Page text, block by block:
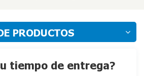
PRODUCTOS
tiempo de entrega?